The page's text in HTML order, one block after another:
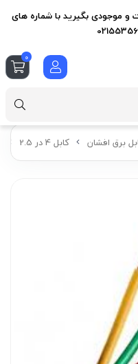
برق افشان کابل 4 در 2.5
و موجودی بگیرید با شماره های
0